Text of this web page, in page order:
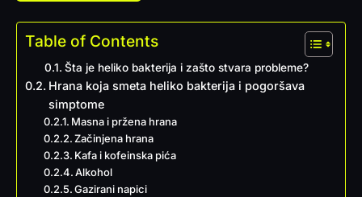
Table of Contents
Šta je heliko bakterija i zašto stvara probleme?
Hrana koja smeta heliko bakterija i pogoršava
simptome
Masna i pržena hrana
Začinjena hrana
Kafa i kofeinska pića
Alkohol
Gazirani napici